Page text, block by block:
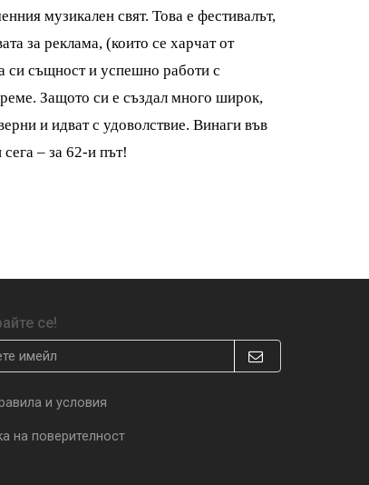
музикален свят. Това е фестивалът,
за реклама, (които се харчат от
си същност и успешно работи с
Защото си е създал много широк,
и идват с удоволствие. Винаги във
– за 62-и път!
се!
и условия
на поверителност